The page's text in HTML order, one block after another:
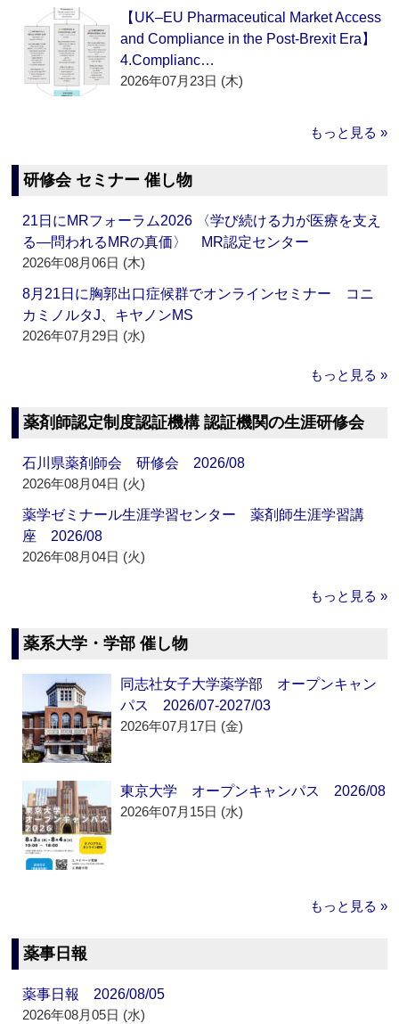
【UK–EU Pharmaceutical Market Access
and Compliance in the Post-Brexit Era】
4.Complianc…
2026年07月23日 (木)
もっと見る »
研修会 セミナー 催し物
21日にMRフォーラム2026 〈学び続ける力が医療を支え
る―問われるMRの真価〉 MR認定センター
2026年08月06日 (木)
8月21日に胸郭出口症候群でオンラインセミナー コニ
カミノルタJ、キヤノンMS
2026年07月29日 (水)
もっと見る »
薬剤師認定制度認証機構 認証機関の生涯研修会
石川県薬剤師会 研修会 2026/08
2026年08月04日 (火)
薬学ゼミナール生涯学習センター 薬剤師生涯学習講
座 2026/08
2026年08月04日 (火)
もっと見る »
薬系大学・学部 催し物
同志社女子大学薬学部 オープンキャン
パス 2026/07-2027/03
2026年07月17日 (金)
東京大学 オープンキャンパス 2026/08
2026年07月15日 (水)
もっと見る »
薬事日報
薬事日報 2026/08/05
2026年08月05日 (水)